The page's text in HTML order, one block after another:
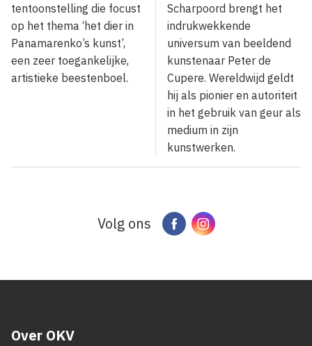
tentoonstelling die focust
op het thema ‘het dier in
Panamarenko’s kunst’,
een zeer toegankelijke,
artistieke beestenboel.
Scharpoord brengt het
indrukwekkende
universum van beeldend
kunstenaar Peter de
Cupere. Wereldwijd geldt
hij als pionier en autoriteit
in het gebruik van geur als
medium in zijn
kunstwerken.
Volg ons FacebookInstagram
Over OKV